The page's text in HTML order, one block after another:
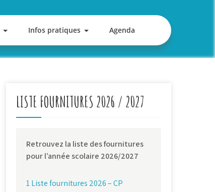
Infos pratiques Agenda
LISTE FOURNITURES 2026 / 2027
Retrouvez la liste des fournitures
pour l’année scolaire 2026/2027
1 Liste fournitures 2026 – CP